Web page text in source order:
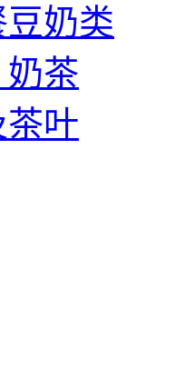
奶类
茶
叶